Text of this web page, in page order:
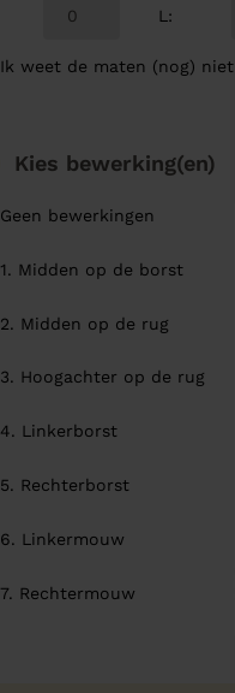
L :
Ik weet de maten (nog) niet
Kies bewerking(en)
Geen bewerkingen
1. Midden op de borst
2. Midden op de rug
3. Hoogachter op de rug
4. Linkerborst
5. Rechterborst
6. Linkermouw
7. Rechtermouw